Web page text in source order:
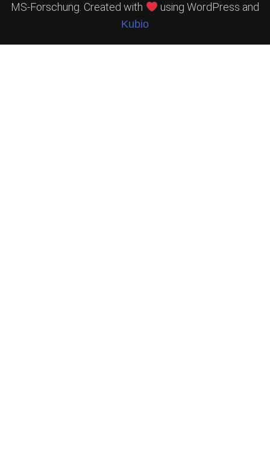
MS-Forschung. Created with
using WordPress and
Kubio